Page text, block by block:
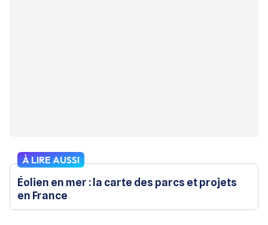
À LIRE AUSSI
Éolien en mer : la carte des parcs et projets
en France